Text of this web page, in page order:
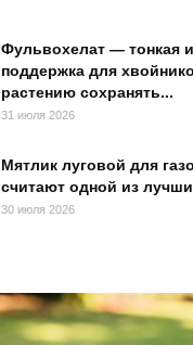
Фульвохелат — тонкая
поддержка для
растению сохранять...
31 июля 2026
Мятлик луговой для
считают одной из
30 июля 2026